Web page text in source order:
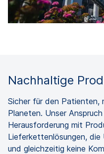
Nachhaltige
Sicher für den Patienten,
Planeten. Unser
Herausforderung mit
Lieferkettenlösungen, die
und gleichzeitig keine